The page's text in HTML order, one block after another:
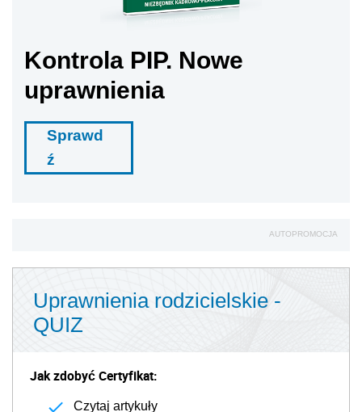
Kontrola PIP. Nowe
uprawnienia
Sprawd
ź
AUTOPROMOCJA
Uprawnienia rodzicielskie -
QUIZ
Jak zdobyć Certyfikat:
Czytaj artykuły